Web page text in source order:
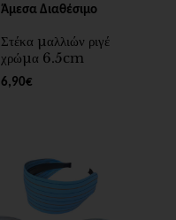
Άμεσα Διαθέσιμο
Στέκα μαλλιών ριγέ
χρώμα 6.5cm
6,90€